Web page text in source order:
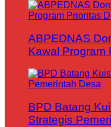
ABPEDNAS
Kawal Program
BPD Batang
Strategis